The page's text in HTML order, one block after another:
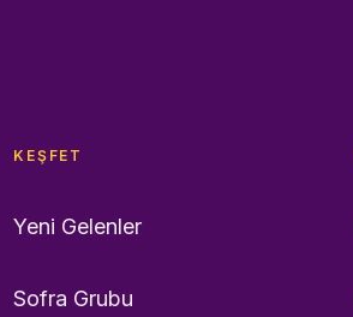
KEŞFET
Yeni Gelenler
Sofra Grubu